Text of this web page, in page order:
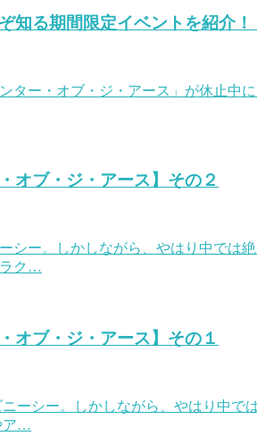
知る期間限定イベントを紹介
ター・オブ・ジ・アース」が休止中
オブ・ジ・アース】その２
ー。しかしながら、やはり中では
ラク…
オブ・ジ・アース】その１
ーシー。しかしながら、やはり中
ア…